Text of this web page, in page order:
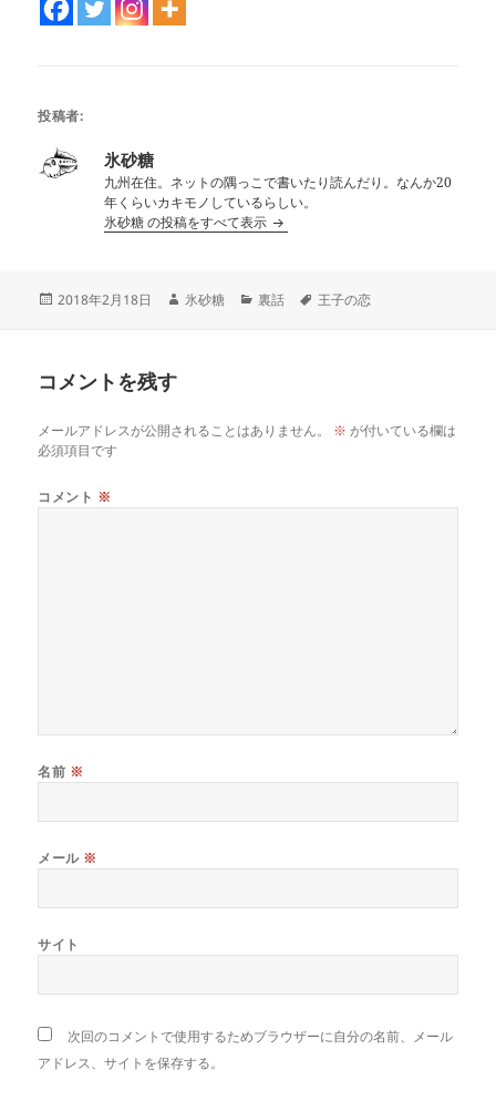
投稿者:
氷砂糖
九州在住。ネットの隅っこで書いたり読んだり。なんか20
年くらいカキモノしているらしい。
氷砂糖 の投稿をすべて表示
投
2018年2月18日
作
氷砂糖
カ
裏話
タ
王子の恋
コメントを残す
メールアドレスが公開されることはありません。 ※ が付いている欄は
必須項目です
コメント ※
名前 ※
メール ※
サイト
次回のコメントで使用するためブラウザーに自分の名前、メール
アドレス、サイトを保存する。